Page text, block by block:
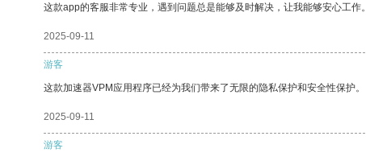
这款app的客服非常专业，遇到问题总是能够及时解决，让我能够安心工作。
2025-09-11
游客
这款加速器VPM应用程序已经为我们带来了无限的隐私保护和安全性保护。
2025-09-11
游客